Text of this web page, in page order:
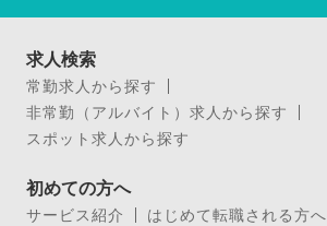
求人検索
常勤求人から探す
非常勤（アルバイト）求人から探す
スポット求人から探す
初めての方へ
サービス紹介
はじめて転職される方へ